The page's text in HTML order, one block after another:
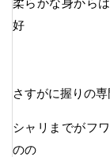
好
さすがに握りの専
シャリまでがフ
のの